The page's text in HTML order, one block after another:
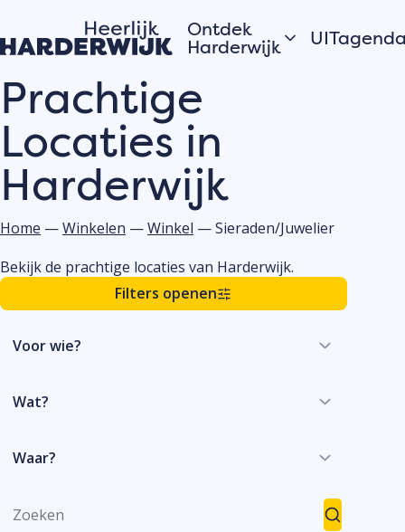
Ontdek
Harderwijk
Water
Veluwe
Dorpen
Verhalen van de
stad
de
Prachtige
Locaties in
Harderwijk
Home —Winkelen —Winkel —Sieraden/Juwelier
Bekijk de prachtige locaties van Harderwijk.
Filters openen
Voor wie?
Wat?
Waar?
Zoeken